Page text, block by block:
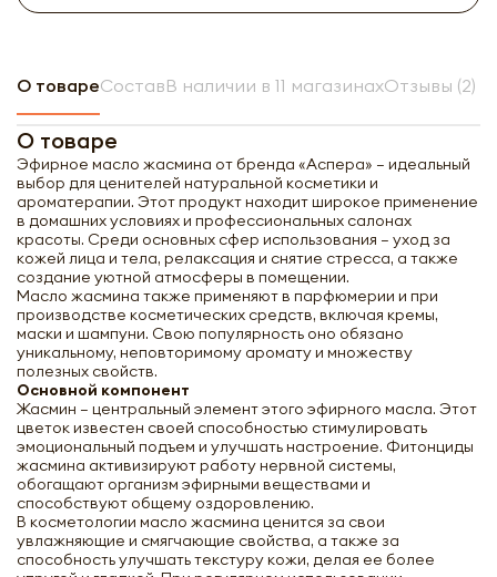
О товареСоставВ наличии в 11 магазинахОтзывы (2)
О товаре
Эфирное масло жасмина от бренда «Аспера» – идеальный
выбор для ценителей натуральной косметики и
ароматерапии. Этот продукт находит широкое применение
в домашних условиях и профессиональных салонах
красоты. Среди основных сфер использования – уход за
кожей лица и тела, релаксация и снятие стресса, а также
создание уютной атмосферы в помещении.
Масло жасмина также применяют в парфюмерии и при
производстве косметических средств, включая кремы,
маски и шампуни. Свою популярность оно обязано
уникальному, неповторимому аромату и множеству
полезных свойств.
Основной компонент
Жасмин – центральный элемент этого эфирного масла. Этот
цветок известен своей способностью стимулировать
эмоциональный подъем и улучшать настроение. Фитонциды
жасмина активизируют работу нервной системы,
обогащают организм эфирными веществами и
способствуют общему оздоровлению.
В косметологии масло жасмина ценится за свои
увлажняющие и смягчающие свойства, а также за
способность улучшать текстуру кожи, делая ее более